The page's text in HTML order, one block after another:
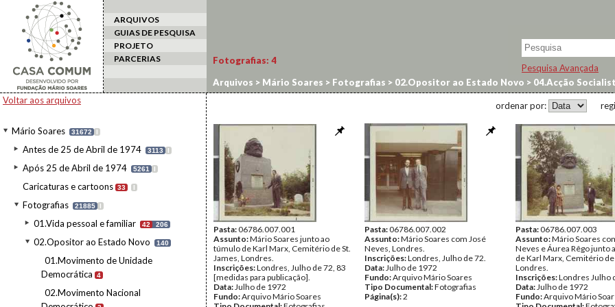
ARQUIVOS
GUIAS DE PESQUISA
PROJETO
PARCERIAS
Pesquisa Avançada
Voltar aos arquivos
Mário Soares 31672 I
Antes de 25 de Abril de 1974 3113 I
Após 25 de Abril de 1974 5261 I
Caricaturas e cartoons 33 I
Fotografias 21885 I
01.Vida pessoal e familiar 42 206
02.Opositor ao Estado Novo 140
01.Movimento de Unidade
Democrática
4
02.Movimento Nacional
Fotografias: 4
Arquivos > Mário Soares > Fotografias > 02.Opositor ao Estado Novo > 04.Acção
ordenar por:
Pasta:06786.007.001
Assunto:Mário Soares junto ao
túmulo de Karl Marx, Cemitério de St.
James, Londres.
Inscrições:Londres, Julho de 72, 83
[medidas para publicação].
Data:Julho de 1972
Fundo:Arquivo Mário Soares
Pasta:06786.007.002
Assunto:Mário Soares com José
Neves, Londres.
Inscrições:Londres, Julho de 72.
Data:Julho de 1972
Fundo:Arquivo Mário Soares
Tipo Documental:Fotografias
Página(s):2
Pasta:06786.007.003
Assunto:Mário Soares
Neves e Áurea Rêgo junto
de Karl Marx, Cemitério de
Londres.
Inscrições:Londres Julho
Data:Julho de 1972
Fundo:Arquivo Mário